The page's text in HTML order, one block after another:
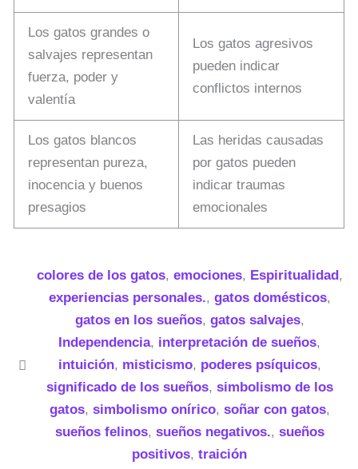
Los gatos grandes o
salvajes representan
fuerza, poder y
valentía
Los gatos agresivos
pueden indicar
conflictos internos
Los gatos blancos
representan pureza,
inocencia y buenos
presagios
Las heridas causadas
por gatos pueden
indicar traumas
emocionales
colores de los gatos, emociones, Espiritualidad,
experiencias personales., gatos domésticos,
gatos en los sueños, gatos salvajes,
Independencia, interpretación de sueños,
intuición, misticismo, poderes psíquicos,
significado de los sueños, simbolismo de los
gatos, simbolismo onírico, soñar con gatos,
sueños felinos, sueños negativos., sueños
positivos,traición